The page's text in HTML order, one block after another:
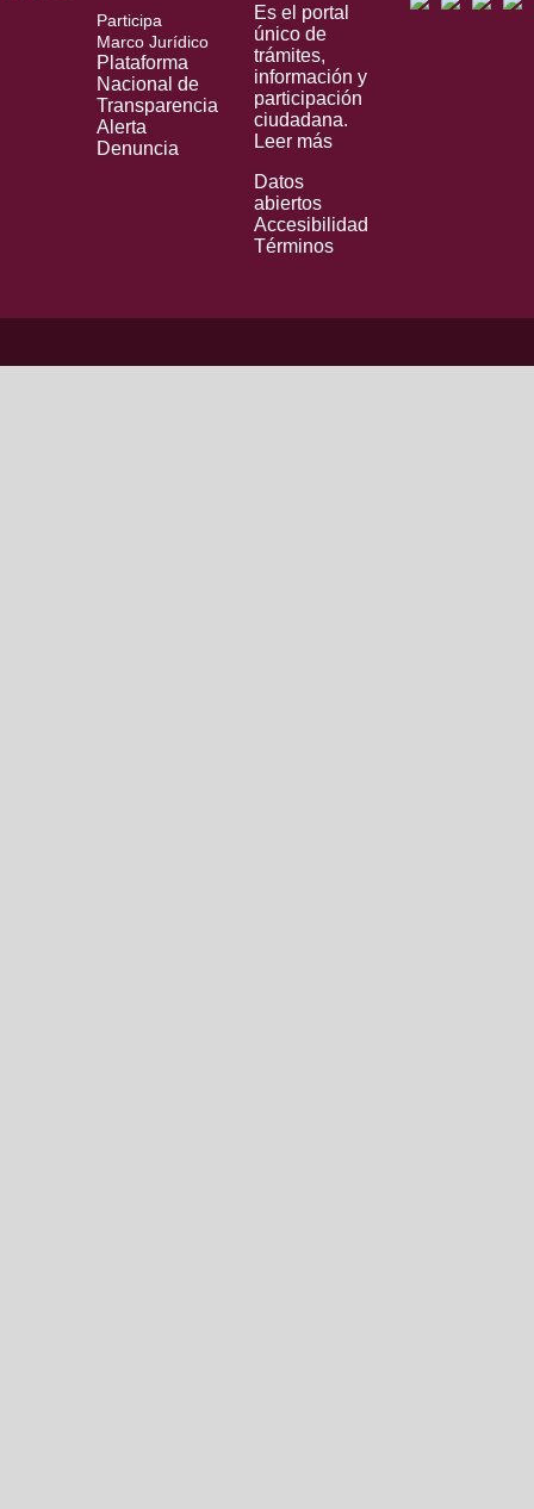
Participa
Marco Jurídico
Plataforma
Nacional de
Transparencia
Alerta
Denuncia
Es el portal
único de
trámites,
información y
participación
ciudadana.
Leer más
Datos
abiertos
Accesibilidad
Términos